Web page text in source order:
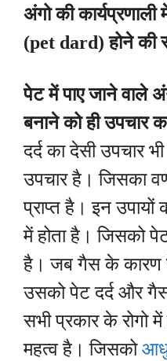
अंगो की
(pet dard) होने की
पेट में पाए जाने वाले
बनाने को ही उपचार
दर्द का देसी उपचार
उपचार है। जिसका
प्राप्त है। इन उपायों
में होता है। जिसको
है। जब गैस के कारण
उसको पेट दर्द और
सभी प्रकार के रोगो में
महत्व है। जिसको